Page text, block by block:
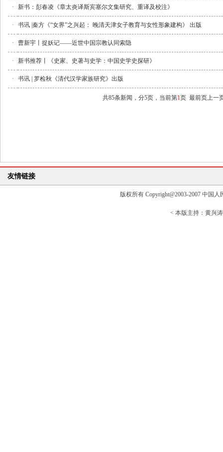
· 新书：彭春凌《章太炎译斯宾塞尔文集研究、重译及校注》
· 书讯 |秦方《“女界”之兴起： 晚清天津女子教育与女性形象建构》 出版
· 曹新宇丨捉妖记——近世中国宗教认同索隐
· 新书推荐丨《史家、史著与史学：中国史学史探研》
· 书讯 | 罗检秋《清代汉学家族研究》出版
共85条新闻，分5页，当前第1页 最前页上一
友情链接
版权所有 Copyright@2003-2007 中国
< 本版主持：黄兴